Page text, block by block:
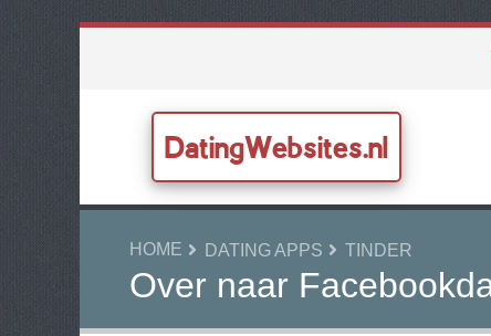
DatingWebsites.nl
HOME DATING APPS TINDER
Over naar